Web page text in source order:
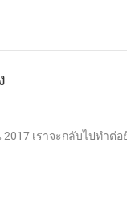
เราจะกลับไปทำต่อ